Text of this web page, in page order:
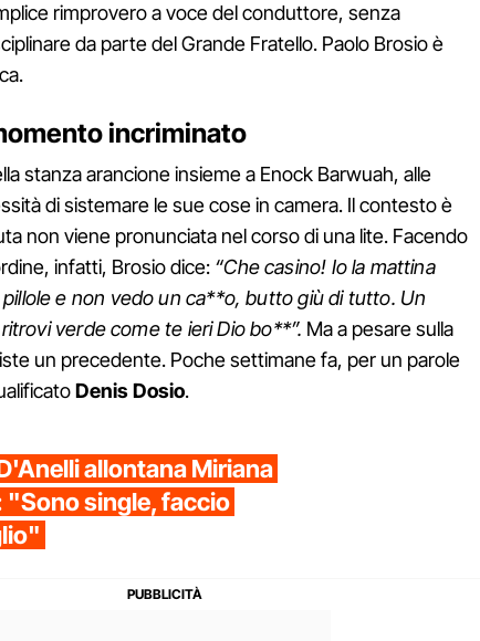
rimprovero a voce del conduttore, senza
da parte del Grande Fratello. Paolo Brosio è
incriminato
stanza arancione insieme a Enock Barwuah, alle
di sistemare le sue cose in camera. Il contesto è
non viene pronunciata nel corso di una lite. Facendo
infatti, Brosio dice: “Che casino! Io la mattina
e non vedo un ca**o, butto giù di tutto. Un
verde come te ieri Dio bo**”. Ma a pesare sulla
un precedente. Poche settimane fa, per un parole
Denis Dosio.
allontana Miriana
"Sono single, faccio